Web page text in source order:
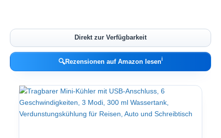
Direkt zur Verfügbarkeit
🔍Rezensionen auf Amazon lesenℹ︎